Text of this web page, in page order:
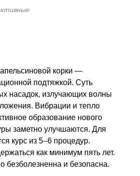
корки —
подтяжкой. Суть
насадок, излучающих волны
Вибрации и тепло
образование нового
заметно улучшаются. Для
курс из 5–6 процедур.
как минимум пять лет.
безболезненна и безопасна.